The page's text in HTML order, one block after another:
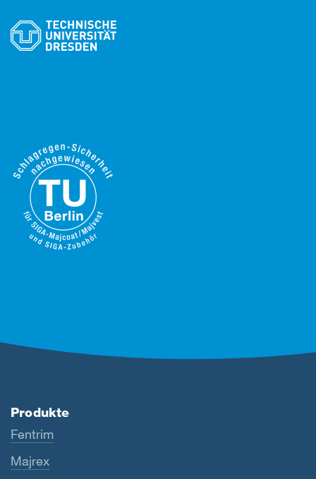
Produkte
Fentrim
Majrex